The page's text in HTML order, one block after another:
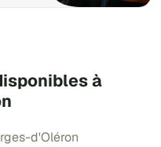
à
d'Oléron